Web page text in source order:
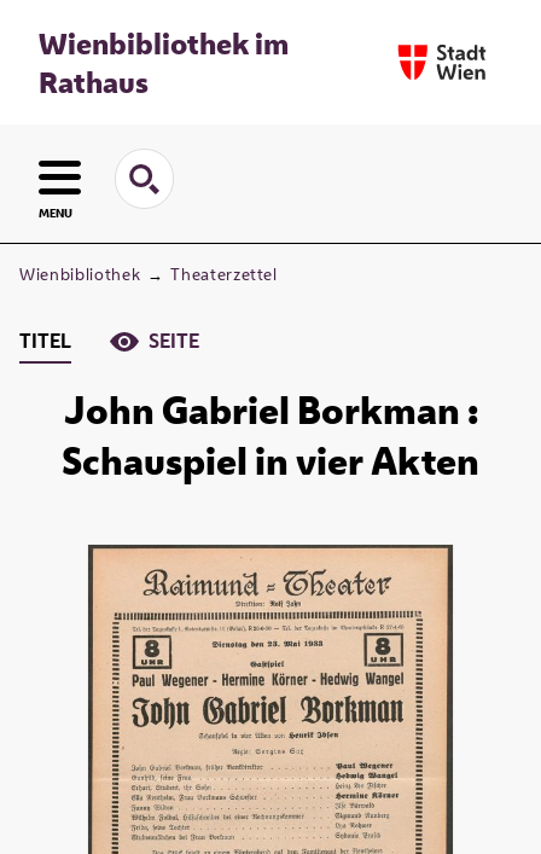
Wienbibliothek im
Rathaus
MENU
Wienbibliothek → Theaterzettel
TITEL SEITE
John Gabriel Borkman :
Schauspiel in vier Akten